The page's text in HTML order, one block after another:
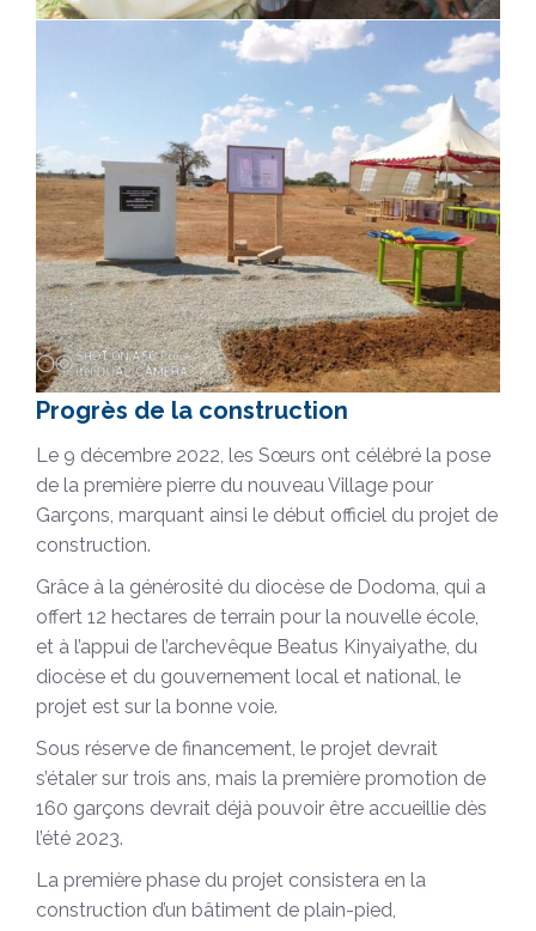
Progrès de la construction
Le 9 décembre 2022, les Sœurs ont célébré la pose
de la première pierre du nouveau Village pour
Garçons, marquant ainsi le début officiel du projet de
construction.
Grâce à la générosité du diocèse de Dodoma, qui a
offert 12 hectares de terrain pour la nouvelle école,
et à l’appui de l’archevêque Beatus Kinyaiyathe, du
diocèse et du gouvernement local et national, le
projet est sur la bonne voie.
Sous réserve de financement, le projet devrait
s’étaler sur trois ans, mais la première promotion de
160 garçons devrait déjà pouvoir être accueillie dès
l’été 2023.
La première phase du projet consistera en la
construction d’un bâtiment de plain-pied,